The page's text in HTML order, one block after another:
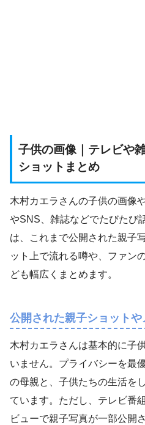
子供の画像｜テレビや
ショットまとめ
木村カエラさんの子供の画像
やSNS、雑誌などでたびたび
は、これまで公開された親子
ット上で流れる噂や、ファン
ども幅広くまとめます。
公開された親子ショット
木村カエラさんは基本的に子
いません。プライバシーを最
の母親と、子供たちの生活を
ています。ただし、テレビ番
ビューで親子写真が一部公開